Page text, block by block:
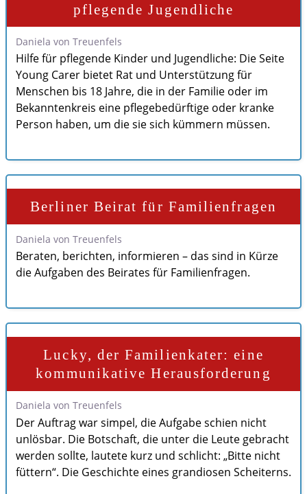
pflegende Jugendliche
Daniela von Treuenfels
Hilfe für pflegende Kinder und Jugendliche: Die Seite
Young Carer bietet Rat und Unterstützung für
Menschen bis 18 Jahre, die in der Familie oder im
Bekanntenkreis eine pflegebedürftige oder kranke
Person haben, um die sie sich kümmern müssen.
Berliner Beirat für Familienfragen
Daniela von Treuenfels
Beraten, berichten, informieren – das sind in Kürze
die Aufgaben des Beirates für Familienfragen.
Lucky, der Familienkater: eine
kommunikative Herausforderung
Daniela von Treuenfels
Der Auftrag war simpel, die Aufgabe schien nicht
unlösbar. Die Botschaft, die unter die Leute gebracht
werden sollte, lautete kurz und schlicht: „Bitte nicht
füttern“. Die Geschichte eines grandiosen Scheiterns.